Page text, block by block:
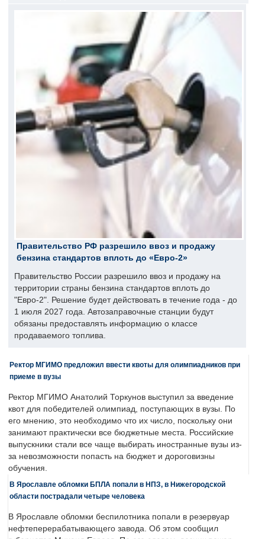
Правительство РФ разрешило ввоз и продажу
бензина стандартов вплоть до «Евро-2»
Правительство России разрешило ввоз и продажу на
территории страны бензина стандартов вплоть до
"Евро-2". Решение будет действовать в течение года - до
1 июля 2027 года. Автозаправочные станции будут
обязаны предоставлять информацию о классе
продаваемого топлива.
Ректор МГИМО предложил ввести квоты для олимпиадников при
приеме в вузы
Ректор МГИМО Анатолий Торкунов выступил за введение
квот для победителей олимпиад, поступающих в вузы. По
его мнению, это необходимо что их число, поскольку они
занимают практически все бюджетные места. Российские
выпускники стали все чаще выбирать иностранные вузы из-
за невозможности попасть на бюджет и дороговизны
обучения.
В Ярославле обломки БПЛА попали в НПЗ, в Нижегородской
области пострадали четыре человека
В Ярославле обломки беспилотника попали в резервуар
нефтеперерабатывающего завода. Об этом сообщил